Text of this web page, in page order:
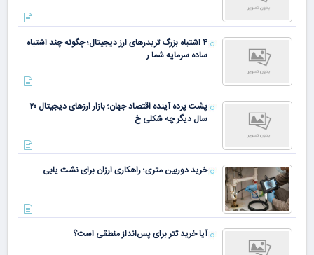
۴ اشتباه بزرگ تریدرهای ارز دیجیتال؛ چگونه چند اشتباه
ساده سرمایه شما ر
پشت پرده آینده اقتصاد جهان؛ بازار ارزهای دیجیتال ۲۰
سال دیگر چه شکلی خ
خرید دوربین متری؛ راهکاری ارزان برای نشت یابی
آیا خرید تتر برای پس‌انداز منطقی است؟